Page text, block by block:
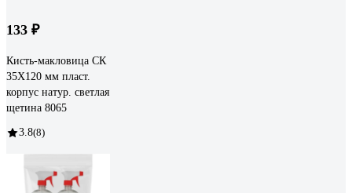
133 ₽
Кисть-макловица СК
35Х120 мм пласт.
корпус натур. светлая
щетина 8065
3.8(8)